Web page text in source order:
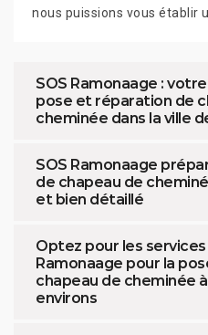
nous puissions vous établir
SOS Ramonaage :
pose et réparation de
cheminée dans la ville
SOS Ramonaage
de chapeau de
et bien détaillé
Optez pour les services
Ramonaage pour la
chapeau de cheminée
environs